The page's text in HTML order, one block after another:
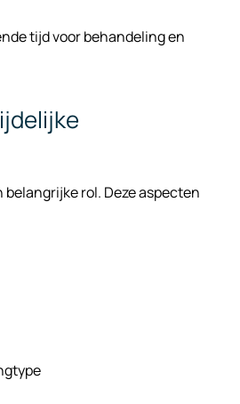
tijd voor behandeling en
belangrijke rol. Deze aspecten